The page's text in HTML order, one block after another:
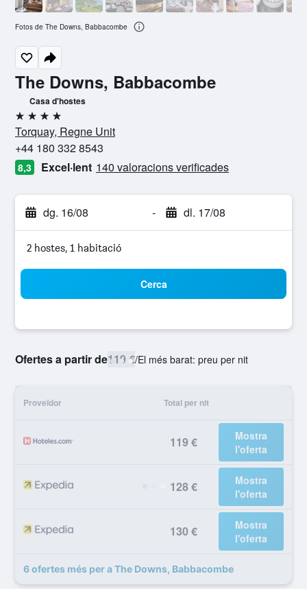
The Downs, Babbacombe
Casa d'hostes
4 estrelles
Torquay, Regne Unit
+44 180 332 8543
8,3 Excel·lent 140 valoracions verificades
dg. 16/08 - dl. 17/08
2 hostes, 1 habitació
Cerca
Ofertes a partir de119 €/El més barat: preu per nit
Proveïdor Total per nit
119 €
Mostra
l'oferta
128 €
Mostra
l'oferta
130 €
Mostra
l'oferta
6 ofertes més per a The Downs, Babbacombe
Fotos de The Downs, Babbacombe